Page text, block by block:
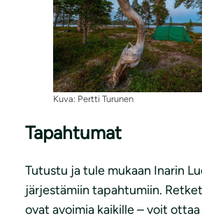
Kuva: Pertti Turunen
Tapahtumat
Tutustu ja tule mukaan Inarin
järjestämiin tapahtumiin.
ovat avoimia kaikille – voit ottaa